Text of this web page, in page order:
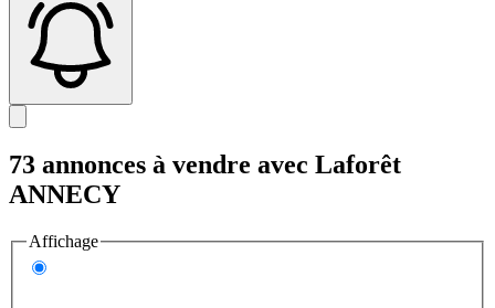
73 annonces à vendre avec Laforêt
ANNECY
Affichage